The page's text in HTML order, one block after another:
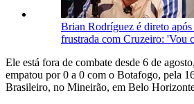
Brian Rodríguez é direto após
frustrada com Cruzeiro: 'Vou
Ele está fora de combate desde 6 de
empatou por 0 a 0 com o Botafogo, pela
Brasileiro, no Mineirão, em Belo